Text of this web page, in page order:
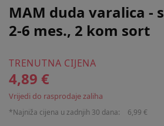
MAM duda varalica -
2-6 mes., 2 kom sort
TRENUTNA CIJENA
4,89 €
Vrijedi do rasprodaje zaliha
*Najniža cijena u zadnjih 30 dana: 6,99 €